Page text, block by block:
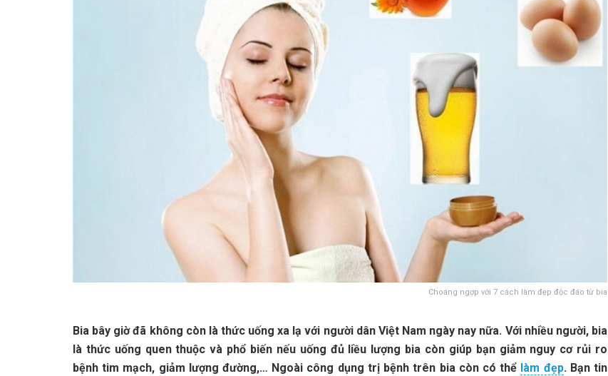
Choáng ngợp với 7 cách làm đẹp độc đáo từ bia
Bia bây giờ đã không còn là thức uống xa lạ với người dân Việt Nam ngày nay nữa. Với nhiều người, bia
là thức uống quen thuộc và phổ biến nếu uống đủ liều lượng bia còn giúp bạn giảm nguy cơ rủi ro
bệnh tim mạch, giảm lượng đường,… Ngoài công dụng trị bệnh trên bia còn có thể làm đẹp. Bạn tin